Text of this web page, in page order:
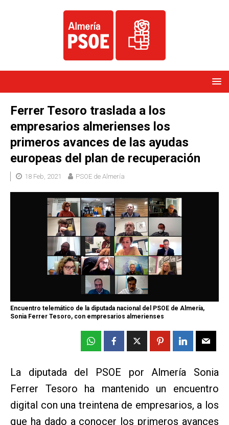
Ferrer Tesoro traslada a los
empresarios almerienses los
primeros avances de las ayudas
europeas del plan de recuperación
18 Feb, 2021 PSOE de Almería
Encuentro telemático de la diputada nacional del PSOE de Almería,
Sonia Ferrer Tesoro, con empresarios almerienses
La diputada del PSOE por Almería Sonia
Ferrer Tesoro ha mantenido un encuentro
digital con una treintena de empresarios, a los
que ha dado a conocer los primeros avances